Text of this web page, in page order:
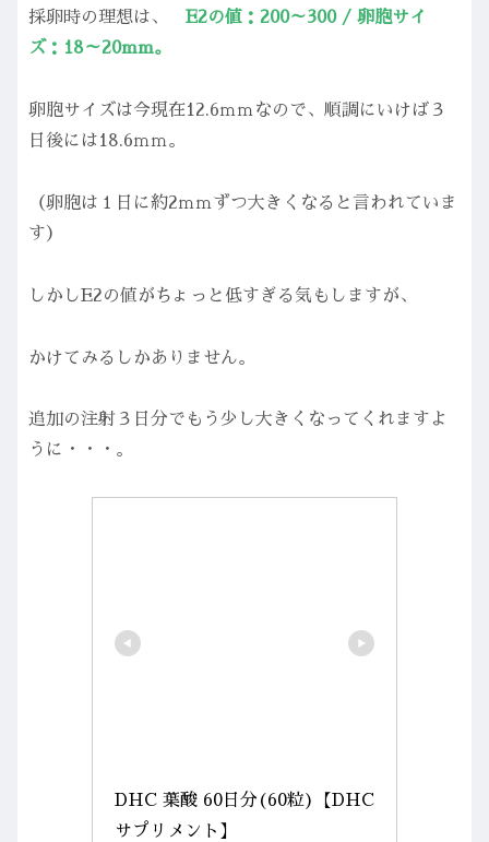
採卵時の理想は、 E2の値：200～300 / 卵胞サイ
ズ：18～20mm。
卵胞サイズは今現在12.6ｍｍなので、順調にいけば３
日後には18.6ｍｍ。
（卵胞は１日に約2ｍｍずつ大きくなると言われていま
す）
しかしE2の値がちょっと低すぎる気もしますが、
かけてみるしかありません。
追加の注射３日分でもう少し大きくなってくれますよ
うに・・・。
DHC 葉酸 60日分(60粒)【DHC
サプリメント】